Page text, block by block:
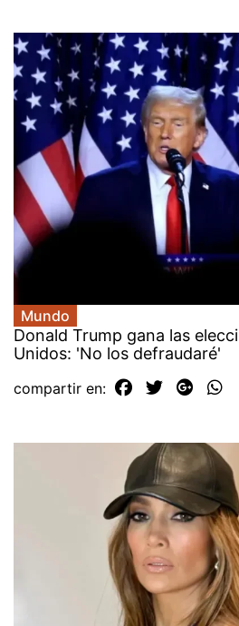
Mundo
Donald Trump gana las
Unidos: 'No los defraudaré'
compartir en: